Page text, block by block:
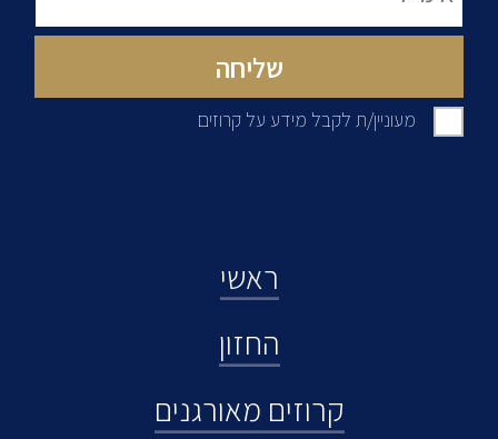
מעוניין/ת לקבל מידע על קרוזים
ראשי
החזון
קרוזים מאורגנים